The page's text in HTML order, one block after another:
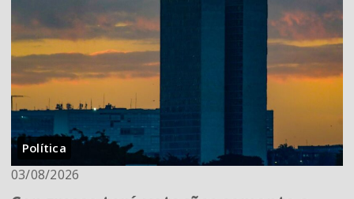
Política
03/08/2026